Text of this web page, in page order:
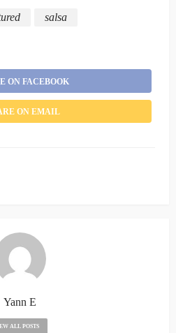
salsa
ON FACEBOOK
ON EMAIL
Yann E
ALL POSTS